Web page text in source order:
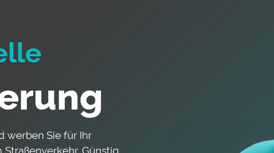
werben Sie für Ihr
Günstig,